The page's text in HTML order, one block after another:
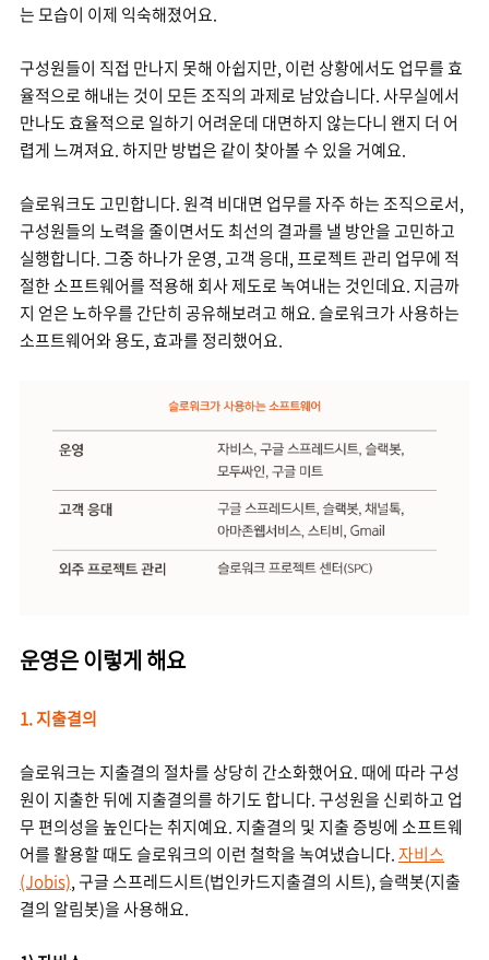
는 모습이 이제 익숙해졌어요.
구성원들이 직접 만나지 못해 아쉽지만, 이런 상황에서도 업무를 효
율적으로 해내는 것이 모든 조직의 과제로 남았습니다. 사무실에서
만나도 효율적으로 일하기 어려운데 대면하지 않는다니 왠지 더 어
렵게 느껴져요. 하지만 방법은 같이 찾아볼 수 있을 거예요.
슬로워크도 고민합니다. 원격 비대면 업무를 자주 하는 조직으로서,
구성원들의 노력을 줄이면서도 최선의 결과를 낼 방안을 고민하고
실행합니다. 그중 하나가 운영, 고객 응대, 프로젝트 관리 업무에 적
절한 소프트웨어를 적용해 회사 제도로 녹여내는 것인데요. 지금까
지 얻은 노하우를 간단히 공유해보려고 해요. 슬로워크가 사용하는
소프트웨어와 용도, 효과를 정리했어요.
운영은 이렇게 해요
1. 지출결의
슬로워크는 지출결의 절차를 상당히 간소화했어요. 때에 따라 구성
원이 지출한 뒤에 지출결의를 하기도 합니다. 구성원을 신뢰하고 업
무 편의성을 높인다는 취지예요. 지출결의 및 지출 증빙에 소프트웨
어를 활용할 때도 슬로워크의 이런 철학을 녹여냈습니다.자비스
(Jobis), 구글 스프레드시트(법인카드지출결의 시트), 슬랙봇(지출
결의 알림봇)을 사용해요.